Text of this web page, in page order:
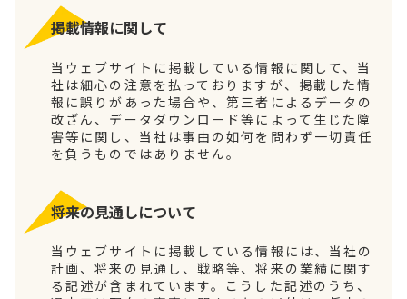
掲載情報に関して
当ウェブサイトに掲載している情報に関して、当
社は細心の注意を払っておりますが、掲載した情
報に誤りがあった場合や、第三者によるデータの
改ざん、データダウンロード等によって生じた障
害等に関し、当社は事由の如何を問わず一切責任
を負うものではありません。
将来の見通しについて
当ウェブサイトに掲載している情報には、当社の
計画、将来の見通し、戦略等、将来の業績に関す
る記述が含まれています。こうした記述のうち、